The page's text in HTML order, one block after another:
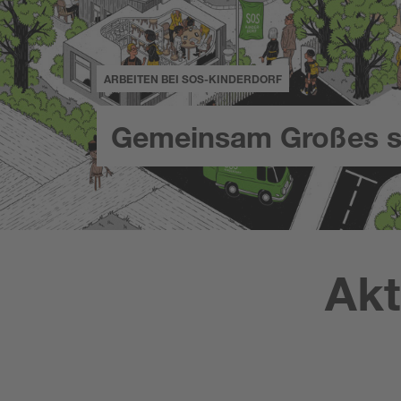
ARBEITEN BEI SOS-KINDERDORF
Gemeinsam Großes